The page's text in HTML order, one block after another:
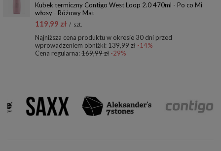
Kubek termiczny Contigo West Loop 2.0 470ml - Po co Mi
włosy - Różowy Mat
119,99 zł / szt.
Najniższa cena produktu w okresie 30 dni przed
wprowadzeniem obniżki:139,99 zł -14%
Cena regularna:169,99 zł -29%